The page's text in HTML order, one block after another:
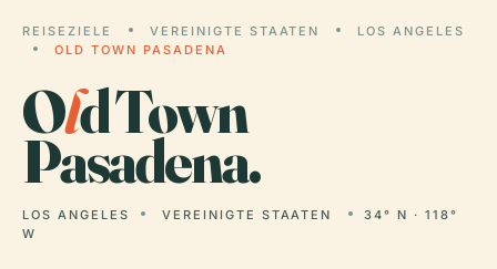
REISEZIELE VEREINIGTE STAATEN
LOS ANGELES
OLD TOWN PASADENA
Old Town
Pasadena.
LOS ANGELES VEREINIGTE STAATEN
34° N · 118°
W